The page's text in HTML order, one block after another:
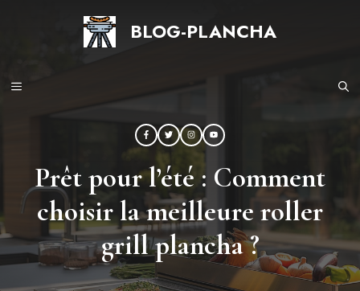
BLOG-PLANCHA
MENU
Prêt pour l’été : Comment
choisir la meilleure roller
grill plancha ?